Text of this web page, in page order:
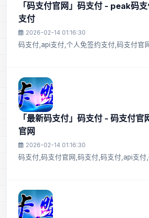
「码支付官网」码支付 - peak码
支付
2026-02-14 01:16:30
码支付,api支付,个人免签约支付,码支付官
「最新码支付」码支付 - 码支付
官网
2026-02-14 01:16:30
码支付,码支付官网,码支付,码支付,api支